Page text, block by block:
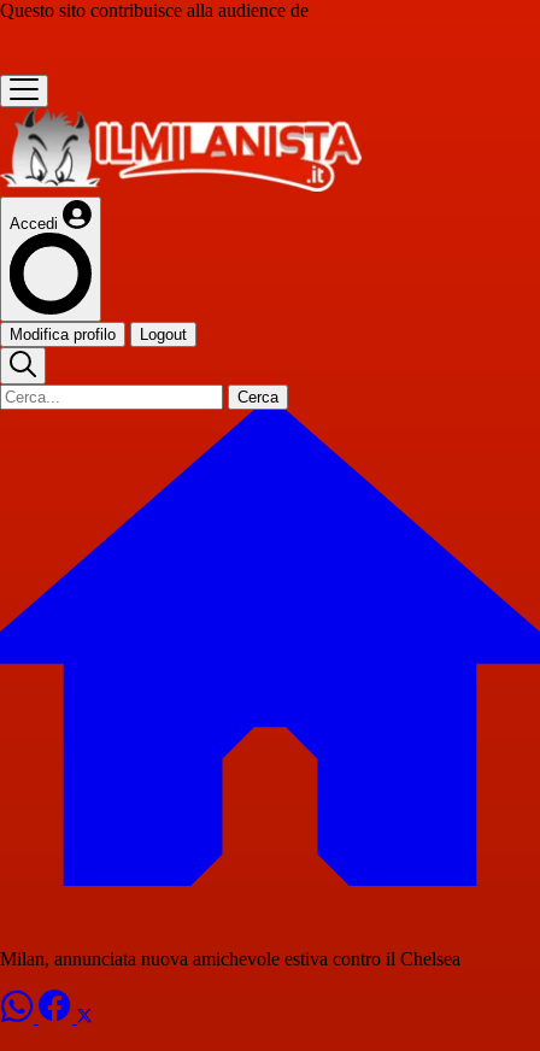
Questo sito contribuisce alla audience de
Accedi
Modifica profilo Logout
Cerca
Milan, annunciata nuova amichevole estiva contro il Chelsea